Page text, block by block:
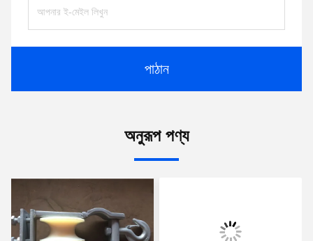
পাঠান
অনুরূপ পণ্য